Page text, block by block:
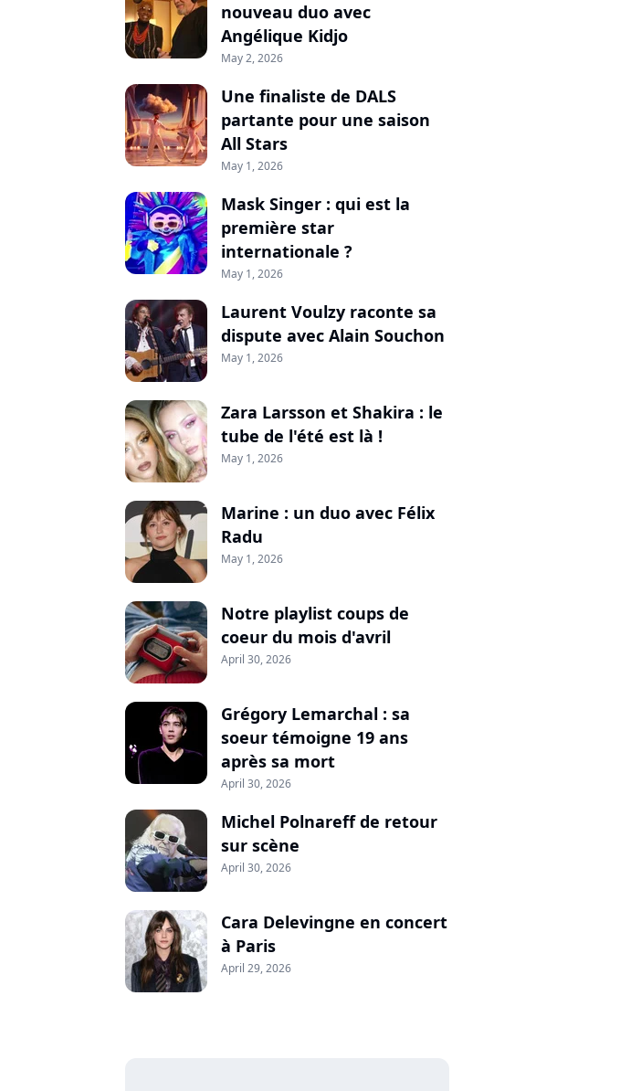
nouveau duo avec
Angélique Kidjo
May 2, 2026
Une finaliste de DALS
partante pour une saison
All Stars
May 1, 2026
Mask Singer : qui est la
première star
internationale ?
May 1, 2026
Laurent Voulzy raconte sa
dispute avec Alain Souchon
May 1, 2026
Zara Larsson et Shakira : le
tube de l'été est là !
May 1, 2026
Marine : un duo avec Félix
Radu
May 1, 2026
Notre playlist coups de
coeur du mois d'avril
April 30, 2026
Grégory Lemarchal : sa
soeur témoigne 19 ans
après sa mort
April 30, 2026
Michel Polnareff de retour
sur scène
April 30, 2026
Cara Delevingne en concert
à Paris
April 29, 2026